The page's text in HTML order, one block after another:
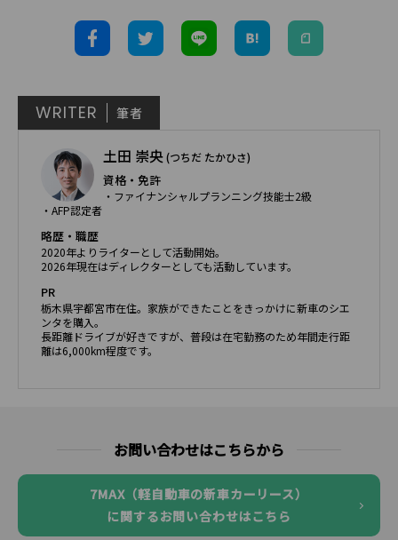
WRITER 筆者
土田 崇央(つちだ たかひさ)
資格・免許
・ファイナンシャルプランニング技能士2級
・AFP認定者
略歴・職歴
2020年よりライターとして活動開始。
2026年現在はディレクターとしても活動しています。
PR
栃木県宇都宮市在住。家族ができたことをきっかけに新車のシエ
ンタを購入。
長距離ドライブが好きですが、普段は在宅勤務のため年間走行距
離は6,000km程度です。
お問い合わせはこちらから
7MAX（軽自動車の新車カーリース）
に関するお問い合わせはこちら